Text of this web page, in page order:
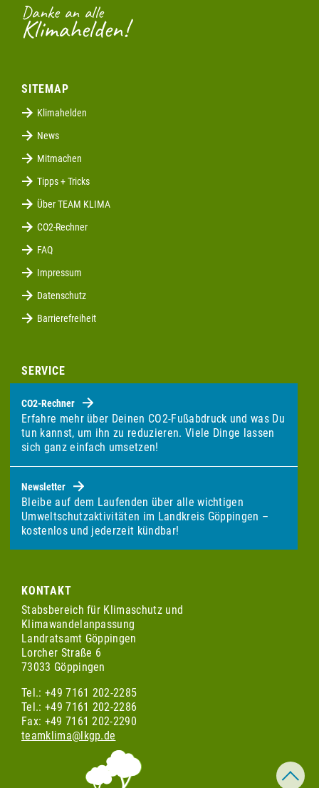
Danke an alle
Klimahelden!
SITEMAP
Klimahelden
News
Mitmachen
Tipps + Tricks
Über TEAM KLIMA
CO2-Rechner
FAQ
Impressum
Datenschutz
Barrierefreiheit
SERVICE
CO2-Rechner
Erfahre mehr über Deinen CO2-Fußabdruck und was Du
tun kannst, um ihn zu reduzieren. Viele Dinge lassen
sich ganz einfach umsetzen!
Newsletter
Bleibe auf dem Laufenden über alle wichtigen
Umweltschutzaktivitäten im Landkreis Göppingen –
kostenlos und jederzeit kündbar!
KONTAKT
Stabsbereich für Klimaschutz und
Klimawandelanpassung
Landratsamt Göppingen
Lorcher Straße 6
73033 Göppingen
Tel.: +49 7161 202-2285
Tel.: +49 7161 202-2286
Fax: +49 7161 202-2290
teamklima@lkgp.de